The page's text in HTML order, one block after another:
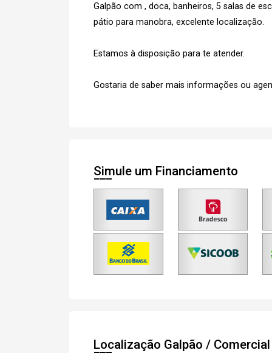
Galpão com , doca, banheiros, 5 salas de
pátio para manobra, excelente localização.
Estamos à disposição para te atender.
Gostaria de saber mais informações ou
Simule um Financiamento
Localização Galpão /